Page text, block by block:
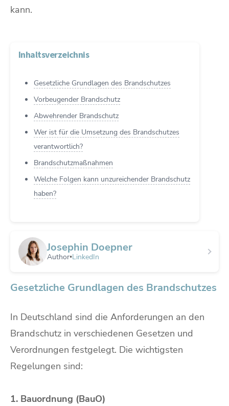
kann.
Inhaltsverzeichnis
Gesetzliche Grundlagen des Brandschutzes
Vorbeugender Brandschutz
Abwehrender Brandschutz
Wer ist für die Umsetzung des Brandschutzes
verantwortlich?
Brandschutzmaßnahmen
Welche Folgen kann unzureichender Brandschutz
haben?
Josephin Doepner
Author•LinkedIn
Gesetzliche Grundlagen des Brandschutzes
In Deutschland sind die Anforderungen an den
Brandschutz in verschiedenen Gesetzen und
Verordnungen festgelegt. Die wichtigsten
Regelungen sind:
1. Bauordnung (BauO)